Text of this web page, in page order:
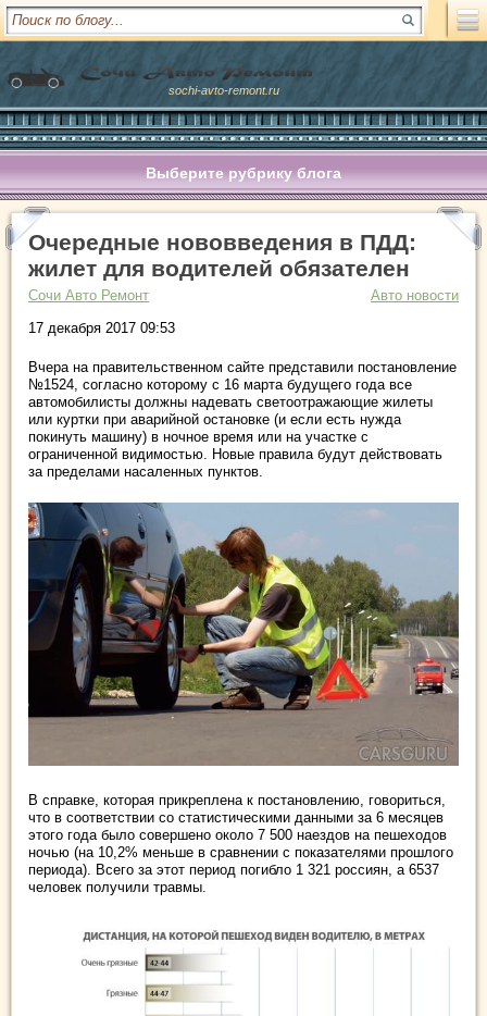
sochi-avto-remont.ru
Выберите рубрику блога
Очередные нововведения в ПДД:
жилет для водителей обязателен
Сочи Авто Ремонт
Авто новости
17 декабря 2017 09:53
Вчера на правительственном сайте представили постановление
№1524, согласно которому с 16 марта будущего года все
автомобилисты должны надевать светоотражающие жилеты
или куртки при аварийной остановке (и если есть нужда
покинуть машину) в ночное время или на участке с
ограниченной видимостью. Новые правила будут действовать
за пределами насаленных пунктов.
В справке, которая прикреплена к постановлению, говориться,
что в соответствии со статистическими данными за 6 месяцев
этого года было совершено около 7 500 наездов на пешеходов
ночью (на 10,2% меньше в сравнении с показателями прошлого
периода). Всего за этот период погибло 1 321 россиян, а 6537
человек получили травмы.